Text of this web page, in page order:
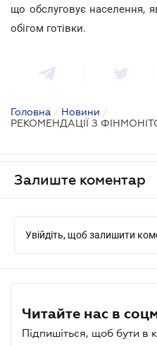
що обслуговує населення,
обігом готівки.
Головна / Новини /
РЕКОМЕНДАЦІЇ З
Залиште коментар
Увійдіть, щоб залишити
Читайте нас в
Підпишіться, щоб бути в